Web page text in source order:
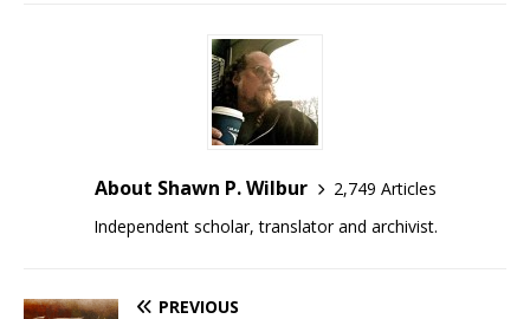
About Shawn P. Wilbur
2,749 Articles
Independent scholar, translator and archivist.
PREVIOUS